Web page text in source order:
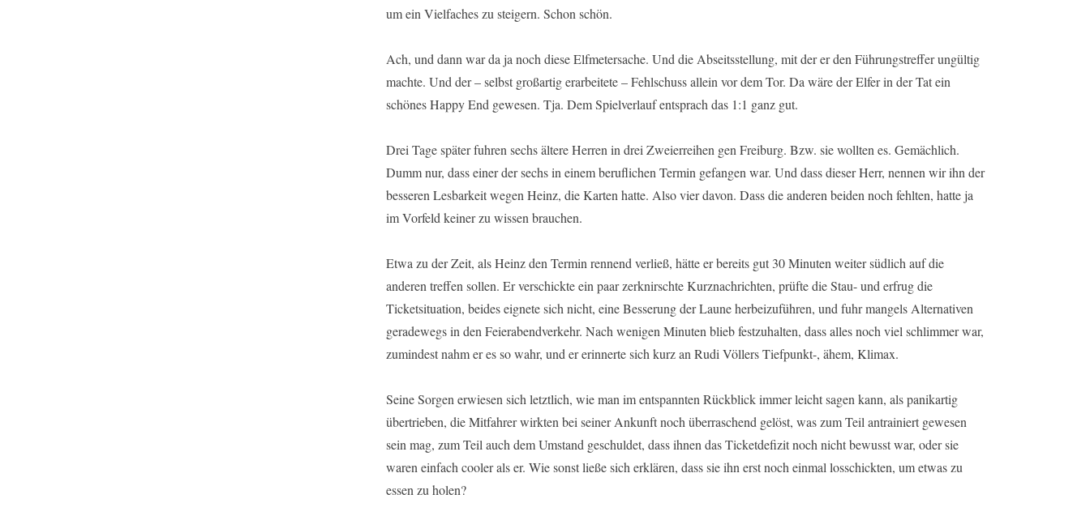
um ein Vielfaches zu steigern. Schon schön.
Ach, und dann war da ja noch diese Elfmetersache. Und die Abseitsstellung, mit der er den Führungstreffer ungültig
machte. Und der – selbst großartig erarbeitete – Fehlschuss allein vor dem Tor. Da wäre der Elfer in der Tat ein
schönes Happy End gewesen. Tja. Dem Spielverlauf entsprach das 1:1 ganz gut.
Drei Tage später fuhren sechs ältere Herren in drei Zweierreihen gen Freiburg. Bzw. sie wollten es. Gemächlich.
Dumm nur, dass einer der sechs in einem beruflichen Termin gefangen war. Und dass dieser Herr, nennen wir ihn der
besseren Lesbarkeit wegen Heinz, die Karten hatte. Also vier davon. Dass die anderen beiden noch fehlten, hatte ja
im Vorfeld keiner zu wissen brauchen.
Etwa zu der Zeit, als Heinz den Termin rennend verließ, hätte er bereits gut 30 Minuten weiter südlich auf die
anderen treffen sollen. Er verschickte ein paar zerknirschte Kurznachrichten, prüfte die Stau- und erfrug die
Ticketsituation, beides eignete sich nicht, eine Besserung der Laune herbeizuführen, und fuhr mangels Alternativen
geradewegs in den Feierabendverkehr. Nach wenigen Minuten blieb festzuhalten, dass alles noch viel schlimmer war,
zumindest nahm er es so wahr, und er erinnerte sich kurz an Rudi Völlers Tiefpunkt-, ähem, Klimax.
Seine Sorgen erwiesen sich letztlich, wie man im entspannten Rückblick immer leicht sagen kann, als panikartig
übertrieben, die Mitfahrer wirkten bei seiner Ankunft noch überraschend gelöst, was zum Teil antrainiert gewesen
sein mag, zum Teil auch dem Umstand geschuldet, dass ihnen das Ticketdefizit noch nicht bewusst war, oder sie
waren einfach cooler als er. Wie sonst ließe sich erklären, dass sie ihn erst noch einmal losschickten, um etwas zu
essen zu holen?